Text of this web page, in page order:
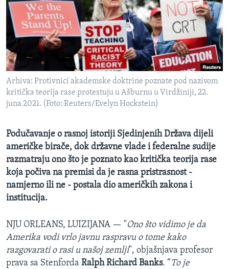
MAGAZIN
O GLASU AMERIKE
Learning English
PRATITE NAS
Jezici
Arhiva: Protivnici akademske doktrine poznate pod nazivom
kritička teorija rase protestuju u Ašburnu u Virdžiniji, 22.
juna 2021. (Foto: Reuters/Evelyn Hockstein)
Podučavanje o rasnoj istoriji Sjedinjenih Država dijeli
američke birače, dok državne vlade i federalne sudije
razmatraju ono što je poznato kao kritička teorija rase
koja počiva na premisi da je rasna pristrasnost -
namjerno ili ne - postala dio američkih zakona i
institucija.
NJU ORLEANS, LUIZIJANA — "Ono što vidimo je da
Amerika vodi vrlo javnu raspravu o tome kako
razgovarati o rasi u našoj zemlji", objašnjava profesor
prava sa Stenforda Ralph Richard Banks. “To je